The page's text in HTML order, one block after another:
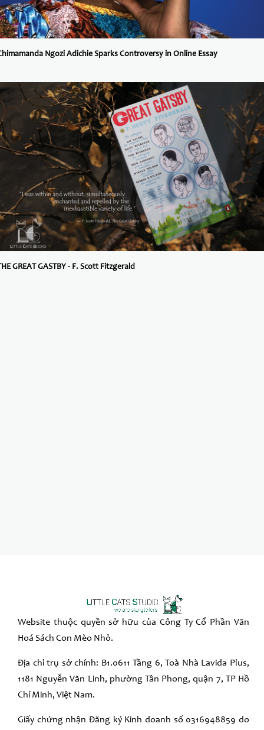
Ngozi Adichie Sparks Controversy in Online Essay
GREAT GASTBY - F. Scott Fitzgerald
Website thuộc quyền sở hữu của Công Ty Cổ Phần Văn
Hoá Sách Con Mèo Nhỏ.
Địa chỉ trụ sở chính: B1.0611 Tầng 6, Toà Nhà Lavida Plus,
1181 Nguyễn Văn Linh, phường Tân Phong, quận 7, TP Hồ
Chí Minh, Việt Nam.
Giấy chứng nhận Đăng ký Kinh doanh số 0316948859 do